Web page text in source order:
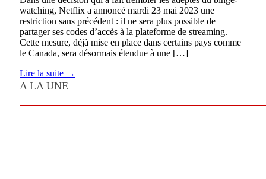
watching, Netflix a annoncé mardi 23 mai 2023 une
restriction sans précédent : il ne sera plus possible de
partager ses codes d’accès à la plateforme de streaming.
Cette mesure, déjà mise en place dans certains pays comme
le Canada, sera désormais étendue à une […]
Lire la suite →
A LA UNE